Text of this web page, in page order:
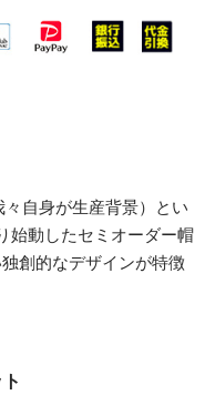
々自身が生産背景）とい
始動したセミオーダー帽
創的なデザインが特徴